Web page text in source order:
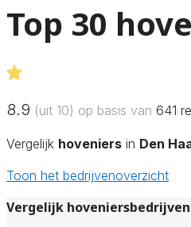
Top 30
8.9 (uit 10) op basis van 641
Vergelijk hoveniers in Den
Toon het bedrijvenoverzicht
Vergelijk hoveniersbedrijven